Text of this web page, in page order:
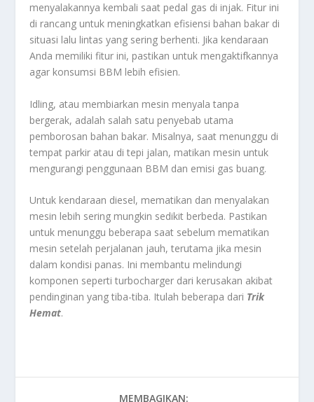
menyalakannya kembali saat pedal gas di injak. Fitur ini
di rancang untuk meningkatkan efisiensi bahan bakar di
situasi lalu lintas yang sering berhenti. Jika kendaraan
Anda memiliki fitur ini, pastikan untuk mengaktifkannya
agar konsumsi BBM lebih efisien.
Idling, atau membiarkan mesin menyala tanpa
bergerak, adalah salah satu penyebab utama
pemborosan bahan bakar. Misalnya, saat menunggu di
tempat parkir atau di tepi jalan, matikan mesin untuk
mengurangi penggunaan BBM dan emisi gas buang.
Untuk kendaraan diesel, mematikan dan menyalakan
mesin lebih sering mungkin sedikit berbeda. Pastikan
untuk menunggu beberapa saat sebelum mematikan
mesin setelah perjalanan jauh, terutama jika mesin
dalam kondisi panas. Ini membantu melindungi
komponen seperti turbocharger dari kerusakan akibat
pendinginan yang tiba-tiba. Itulah beberapa dari Trik
Hemat.
MEMBAGIKAN: